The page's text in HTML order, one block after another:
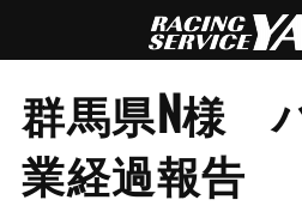
群馬県N様
業経過報告